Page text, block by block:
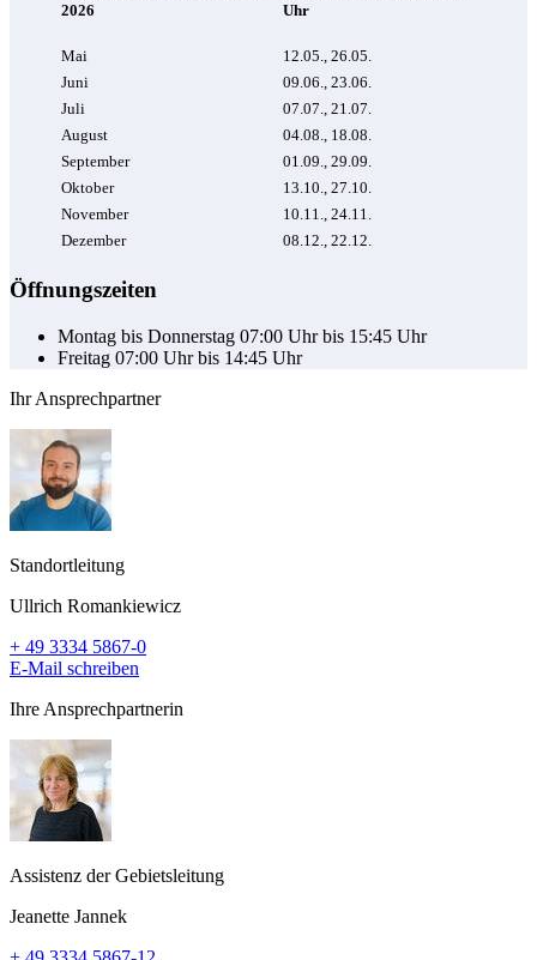
2026
Uhr
Mai
12.05., 26.05.
Juni
09.06., 23.06.
Juli
07.07., 21.07.
August
04.08., 18.08.
September
01.09., 29.09.
Oktober
13.10., 27.10.
November
10.11., 24.11.
Dezember
08.12., 22.12.
Öffnungszeiten
Montag bis Donnerstag 07:00 Uhr bis 15:45 Uhr
Freitag 07:00 Uhr bis 14:45 Uhr
Ihr Ansprechpartner
Standortleitung
Ullrich Romankiewicz
+ 49 3334 5867-0
E-Mail schreiben
Ihre Ansprechpartnerin
Assistenz der Gebietsleitung
Jeanette Jannek